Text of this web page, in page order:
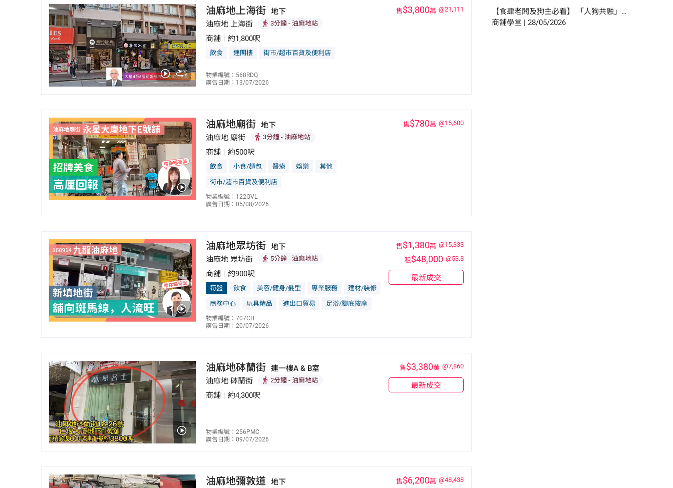
油麻地上海街 地下
油麻地 上海街
3分鐘 - 油麻地站
商舖 | 約1,800呎
飲食 連閣樓 街市/超市百貨及便利店
物業編號：568RDQ
廣告日期：13/07/2026
售$3,800萬 @21,111
油麻地廟街 地下
油麻地 廟街
3分鐘 - 油麻地站
商舖 | 約500呎
飲食 小食/麵包 醫療 娛樂 其他
街市/超市百貨及便利店
物業編號：122QVL
廣告日期：05/08/2026
售$780萬 @15,600
油麻地眾坊街 地下
油麻地 眾坊街
5分鐘 - 油麻地站
商舖 | 約900呎
筍盤 飲食 美容/健身/髮型 專業服務 建材/裝修
商務中心 玩具精品 進出口貿易 足浴/腳底按摩
物業編號：707CIT
廣告日期：20/07/2026
售$1,380萬 @15,333
租$48,000 @53.3
最新成交
油麻地砵蘭街 連一樓A & B室
油麻地 砵蘭街
2分鐘 - 油麻地站
商舖 | 約4,300呎
物業編號：256PMC
廣告日期：09/07/2026
售$3,380萬 @7,860
最新成交
油麻地彌敦道
地下
售$6,200萬 @48,438
【食肆老闆及狗主必看】 「人狗共融」餐飲新時代 | 食環署指引懶人包！
商舖學堂 | 28/05/2026